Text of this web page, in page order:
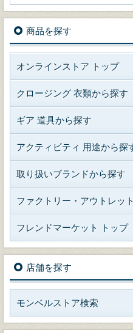
商品を探す
オンラインストア トップ
クロージング 衣類から探す
ギア 道具から探す
アクティビティ 用途から探
取り扱いブランドから探す
ファクトリー・アウトレッ
フレンドマーケット トップ
店舗を探す
モンベルストア検索